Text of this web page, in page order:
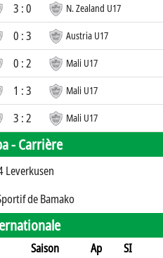
3 : 0 N. Zealand U17
0 : 3 Austria U17
0 : 2 Mali U17
1 : 3 Mali U17
3 : 2 Mali U17
-Carrière
Leverkusen
de Bamako
Saison Ap SI